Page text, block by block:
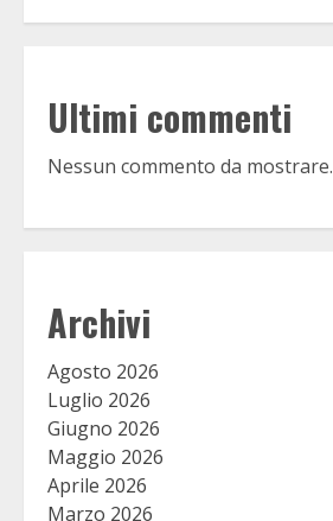
Ultimi commenti
Nessun commento da mostrare.
Archivi
Agosto 2026
Luglio 2026
Giugno 2026
Maggio 2026
Aprile 2026
Marzo 2026